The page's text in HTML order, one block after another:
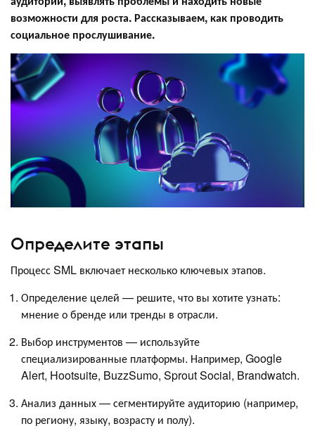
возможности для роста. Рассказываем, как проводить
социальное прослушивание.
Определите этапы
Процесс SML включает несколько ключевых этапов.
Определение целей — решите, что вы хотите узнать:
мнение о бренде или тренды в отрасли.
Выбор инструментов — используйте
специализированные платформы. Например, Google
Alert, Hootsuite, BuzzSumo, Sprout Social, Brandwatch.
Анализ данных — сегментируйте аудиторию (например,
по региону, языку, возрасту и полу).